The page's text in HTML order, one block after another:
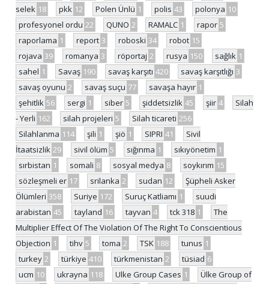
selek 18 pkk 12 Polen Ünlü 1 polis 43 polonya 10
profesyonel ordu 22 QUNO 2 RAMALC 1 rapor 5
raporlama 1 report 3 roboski 34 robot 15
rojava 39 romanya 3 röportaj 2 rusya 150 sağlık 1
sahel 1 Savaş 190 savaş karşıtı 420 savaş karşıtlığı 3
savaş oyunu 2 savaş suçu 77 savaşa hayır 1
şehitlik 56 sergi 1 siber 5 şiddetsizlik 45 şiir 4
Silah
- Yerli 162 silah projeleri 5 Silah ticareti 256
Silahlanma 114 şili 1 şiö 1 SIPRI 41
Sivil
İtaatsizlik 29 sivil ölüm 5 sığınma 1 sıkıyönetim 1
sırbistan 1 somali 8 sosyal medya 8 soykırım 15
sözleşmeli er 17 srilanka 2 sudan 12
Şüpheli Asker
Ölümleri 358 Suriye 172 Suruç Katliamı 1
suudi
arabistan 45 tayland 16 tayvan 4 tck 318 1
The
Multiplier Effect Of The Violation Of The Right To Conscientious
Objection 1 tihv 5 toma 2 TSK 188 tunus 1
turkey 2 türkiye 410 türkmenistan 2 tüsiad 6
ucm 10 ukrayna 118 Ulke Group Cases 1
Ülke Group of